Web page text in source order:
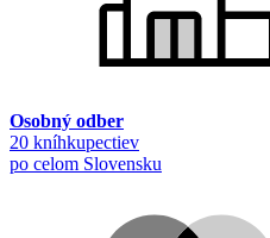
Osobný odber
20 kníhkupectiev
po celom Slovensku